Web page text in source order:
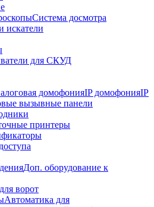
Система досмотра
искатели
для СКУД
домофонияIP домофонияIP
вызывные панели
принтеры
Доп. оборудование к
ворот
Автоматика для